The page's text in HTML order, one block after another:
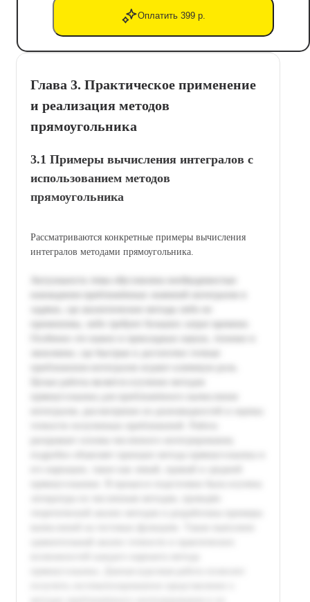
Оплатить 399 р.
Глава 3. Практическое применение
и реализация методов
прямоугольника
3.1 Примеры вычисления интегралов с
использованием методов
прямоугольника
Рассматриваются конкретные примеры вычисления
интегралов методами прямоугольника.